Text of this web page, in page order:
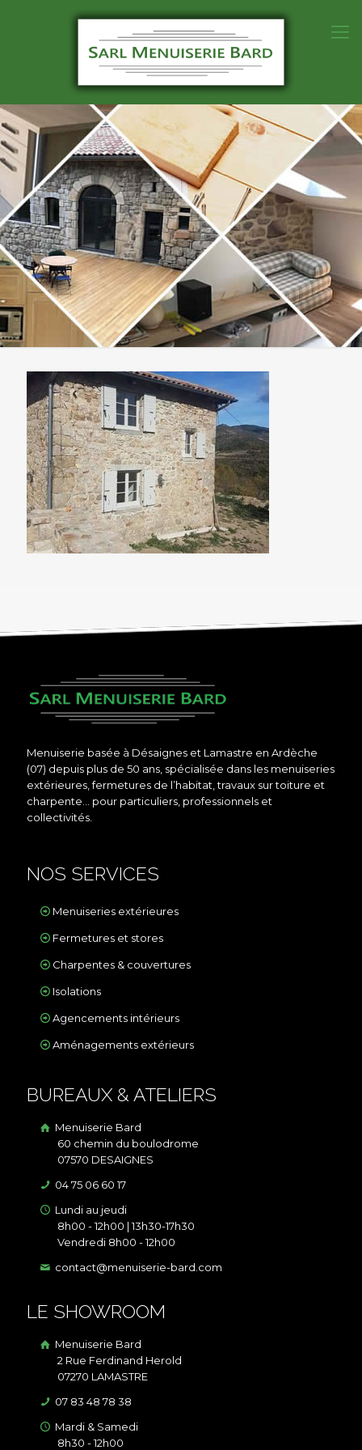
Menuiserie basée à Désaignes et Lamastre en Ardèche
(07) depuis plus de 50 ans, spécialisée dans les menuiseries
extérieures, fermetures de l’habitat, travaux sur toiture et
charpente… pour particuliers, professionnels et
collectivités.
NOS SERVICES
Menuiseries extérieures
Fermetures et stores
Charpentes & couvertures
Isolations
Agencements intérieurs
Aménagements extérieurs
BUREAUX & ATELIERS
Menuiserie Bard
60 chemin du boulodrome
07570 DESAIGNES
04 75 06 60 17
Lundi au jeudi
8h00 - 12h00 | 13h30-17h30
Vendredi 8h00 - 12h00
contact@menuiserie-bard.com
LE SHOWROOM
Menuiserie Bard
2 Rue Ferdinand Herold
07270 LAMASTRE
07 83 48 78 38
Mardi & Samedi
8h30 - 12h00